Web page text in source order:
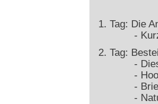
1. Tag: Die
- Kurze
2. Tag:
- Diese
-
- Brief
-